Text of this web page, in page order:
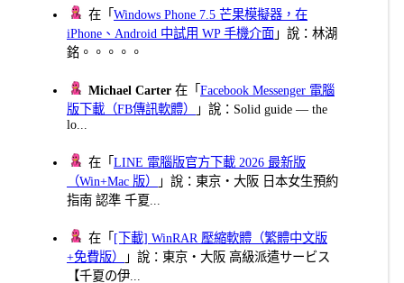
在「Windows Phone 7.5 芒果模擬器，在
iPhone、Android 中試用 WP 手機介面 」說：林湖
銘。。。。。
Michael Carter 在「Facebook Messenger 電腦
版下載（FB傳訊軟體）
」說：Solid guide — the
lo...
在「LINE 電腦版官方下載 2026 最新版
（Win+Mac 版）
」說：東京・大阪 日本女生預約
指南 認準 千夏...
在「 [下載] WinRAR 壓縮軟體（繁體中文版
+免費版）
」說：東京・大阪 高級派遣サービス
【千夏の伊...